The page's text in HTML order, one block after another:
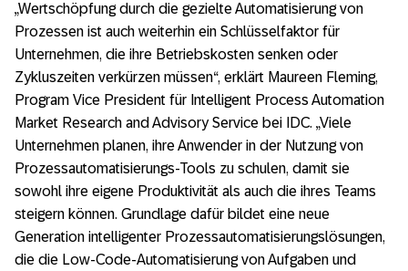
„Wertschöpfung durch die gezielte Automatisierung von
Prozessen ist auch weiterhin ein Schlüsselfaktor für
Unternehmen, die ihre Betriebskosten senken oder
Zykluszeiten verkürzen müssen“, erklärt Maureen Fleming,
Program Vice President für Intelligent Process Automation
Market Research and Advisory Service bei IDC. „Viele
Unternehmen planen, ihre Anwender in der Nutzung von
Prozessautomatisierungs-Tools zu schulen, damit sie
sowohl ihre eigene Produktivität als auch die ihres Teams
steigern können. Grundlage dafür bildet eine neue
Generation intelligenter Prozessautomatisierungslösungen,
die die Low-Code-Automatisierung von Aufgaben und